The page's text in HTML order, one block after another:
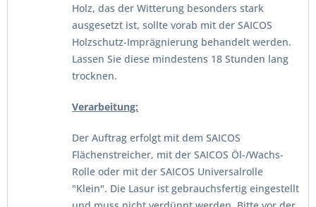
Holz, das der Witterung besonders stark
ausgesetzt ist, sollte vorab mit der SAICOS
Holzschutz-Imprägnierung behandelt werden.
Lassen Sie diese mindestens 18 Stunden lang
trocknen.
Verarbeitung:
Der Auftrag erfolgt mit dem SAICOS
Flächenstreicher, mit der SAICOS Öl-/Wachs-
Rolle oder mit der SAICOS Universalrolle
"Klein". Die Lasur ist gebrauchsfertig eingestellt